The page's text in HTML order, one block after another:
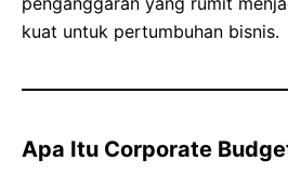
kuat untuk pertumbuhan bisnis.
Apa Itu Corporate